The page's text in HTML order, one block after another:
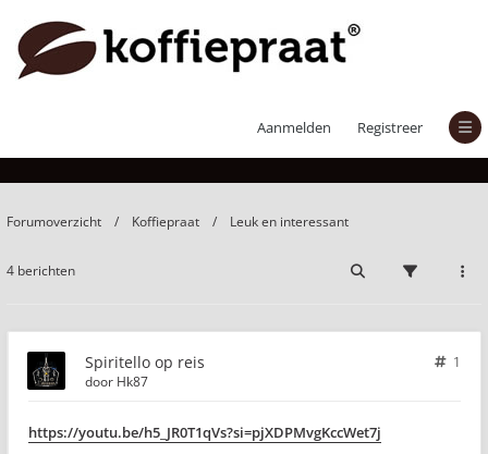
Aanmelden Registreer
Forumoverzicht Koffiepraat Leuk en interessant
4 berichten
Spiritello op reis
1
door Hk87
https://youtu.be/h5_JR0T1qVs?si=pjXDPMvgKccWet7j